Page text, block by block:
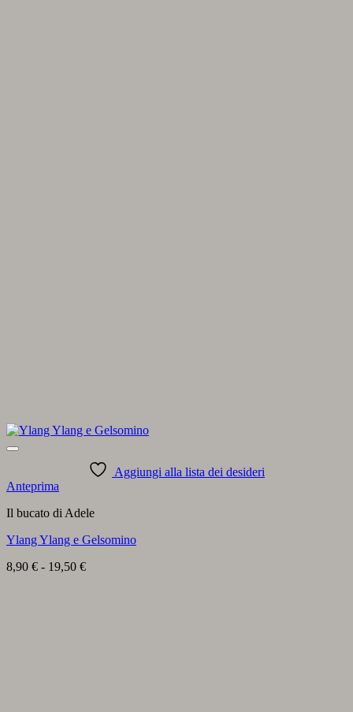
Aggiungi alla lista dei desideri
Anteprima
Il bucato di Adele
Ylang Ylang e Gelsomino
8,90 € - 19,50 €Fascia